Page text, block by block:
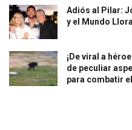
Adiós al Pilar:
y el Mundo
¡De viral a
de peculiar
para combatir